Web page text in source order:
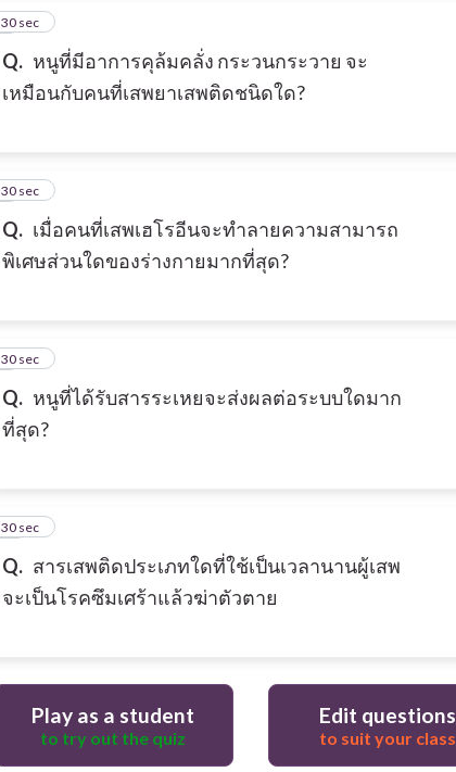
Q. หนูที่มีอาการคุล้มคลั่ง กระวนกระวาย จะ
เหมือนกับคนที่เสพยาเสพติดชนิดใด?
7
30 sec
Q. เมื่อคนที่เสพเฮโรอีนจะทำลายความสามารถ
พิเศษส่วนใดของร่างกายมากที่สุด?
8
30 sec
Q. หนูที่ได้รับสารระเหยจะส่งผลต่อระบบใดมาก
ที่สุด?
9
30 sec
Q. สารเสพติดประเภทใดที่ใช้เป็นเวลานานผู้เสพ
จะเป็นโรคซึมเศร้าแล้วฆ่าตัวตาย
10
30 sec
Play as a student
to try out the quiz
Edit questions
to suit your class